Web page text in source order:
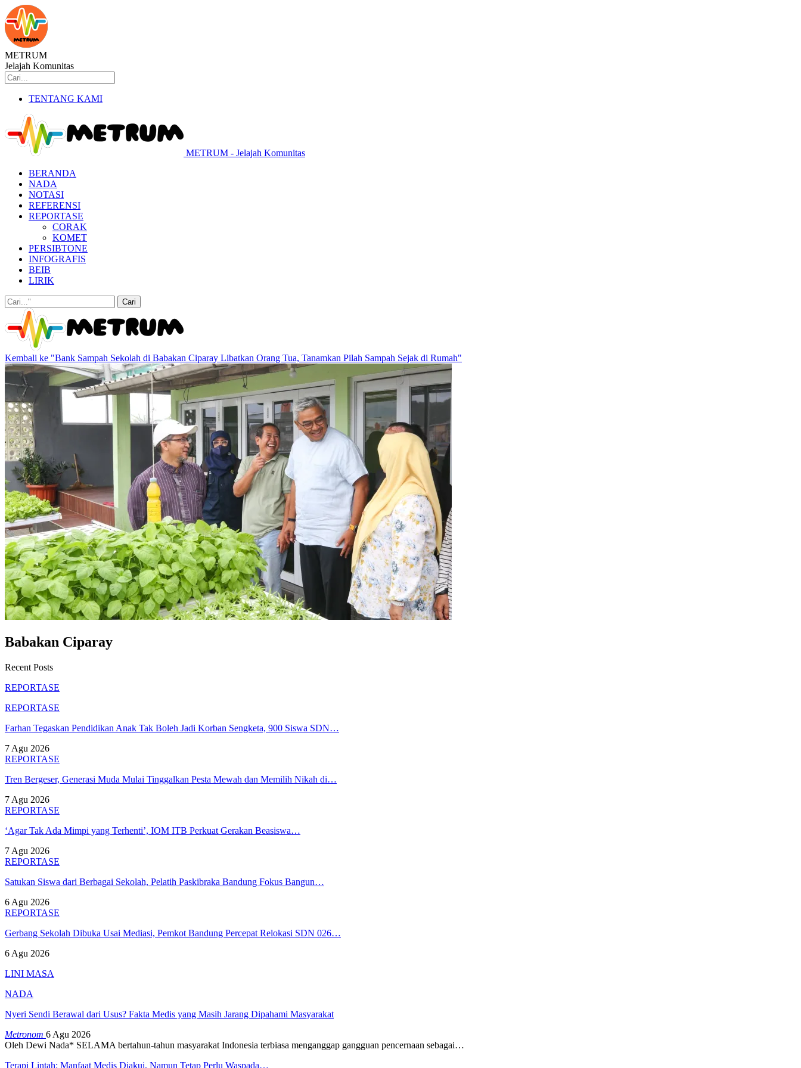
METRUM
Jelajah Komunitas
TENTANG KAMI
METRUM - Jelajah Komunitas
BERANDA
NADA
NOTASI
REFERENSI
REPORTASE
CORAK
KOMET
PERSIBTONE
INFOGRAFIS
BEIB
LIRIK
Kembali ke "Bank Sampah Sekolah di Babakan Ciparay Libatkan Orang Tua, Tanamkan Pilah Sampah Sejak di Rumah"
Babakan Ciparay
Recent Posts
REPORTASE
REPORTASE
Farhan Tegaskan Pendidikan Anak Tak Boleh Jadi Korban Sengketa, 900 Siswa SDN…
7 Agu 2026
REPORTASE
Tren Bergeser, Generasi Muda Mulai Tinggalkan Pesta Mewah dan Memilih Nikah di…
7 Agu 2026
REPORTASE
‘Agar Tak Ada Mimpi yang Terhenti’, IOM ITB Perkuat Gerakan Beasiswa…
7 Agu 2026
REPORTASE
Satukan Siswa dari Berbagai Sekolah, Pelatih Paskibraka Bandung Fokus Bangun…
6 Agu 2026
REPORTASE
Gerbang Sekolah Dibuka Usai Mediasi, Pemkot Bandung Percepat Relokasi SDN 026…
6 Agu 2026
LINI MASA
NADA
Nyeri Sendi Berawal dari Usus? Fakta Medis yang Masih Jarang Dipahami Masyarakat
Metronom 6 Agu 2026
Oleh Dewi Nada* SELAMA bertahun-tahun masyarakat Indonesia terbiasa menganggap gangguan pencernaan sebagai…
Terapi Lintah: Manfaat Medis Diakui, Namun Tetap Perlu Waspada…